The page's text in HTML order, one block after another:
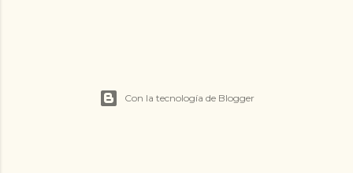
Con la tecnología de Blogger